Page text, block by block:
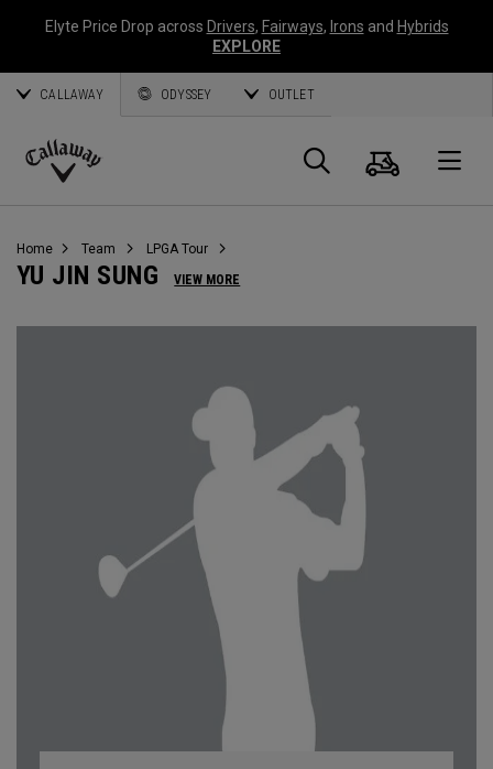
Elyte Price Drop across Drivers, Fairways, Irons and Hybrids
EXPLORE
CALLAWAY ODYSSEY OUTLET
Callaway
Panier
Home Team LPGA Tour
YU JIN SUNG VIEW MORE